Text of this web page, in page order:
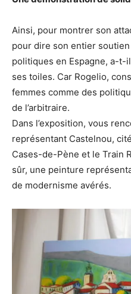
Ainsi, pour montrer son
pour dire son entier
politiques en Espagne, a-t-
ses toiles. Car Rogelio,
femmes comme des
de l’arbitraire.
Dans l’exposition, vous
représentant Castelnou,
Cases-de-Pène et le Train
sûr, une peinture
de modernisme avérés.